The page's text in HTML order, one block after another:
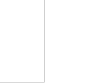
21° 20°